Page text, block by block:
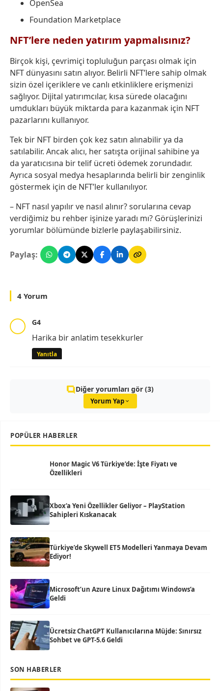
OpenSea
Foundation Marketplace
NFT’lere neden yatırım yapmalısınız?
Birçok kişi, çevrimiçi topluluğun parçası olmak için
NFT dünyasını satın alıyor. Belirli NFT’lere sahip olmak
sizin özel içeriklere ve canlı etkinliklere erişmenizi
sağlıyor. Dijital yatırımcılar, kısa sürede olacağını
umdukları büyük miktarda para kazanmak için NFT
pazarlarını kullanıyor.
Tek bir NFT birden çok kez satın alınabilir ya da
satılabilir. Ancak alıcı, her satışta orijinal sahibine ya
da yaratıcısına bir telif ücreti ödemek zorundadır.
Ayrıca sosyal medya hesaplarında belirli bir zenginlik
göstermek için de NFT’ler kullanılıyor.
– NFT nasıl yapılır ve nasıl alınır? sorularına cevap
verdiğimiz bu rehber işinize yaradı mı? Görüşlerinizi
yorumlar bölümünde bizlerle paylaşabilirsiniz.
Paylaş:
4 Yorum
G4
Harika bir anlatim tesekkurler
Yanıtla
Diğer yorumları gör (3)
Yorum Yap
POPÜLER HABERLER
Honor Magic V6 Türkiye’de: İşte Fiyatı ve
Özellikleri
Xbox’a Yeni Özellikler Geliyor – PlayStation
Sahipleri Kıskanacak
Türkiye’de Skywell ET5 Modelleri Yanmaya Devam
Ediyor!
Microsoft’un Azure Linux Dağıtımı Windows’a
Geldi
Ücretsiz ChatGPT Kullanıcılarına Müjde: Sınırsız
Sohbet ve GPT-5.6 Geldi
SON HABERLER